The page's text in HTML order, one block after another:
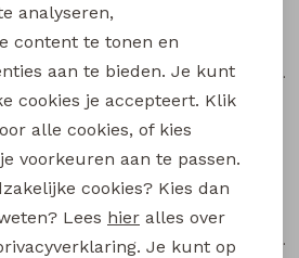
Fenda baby W20261 baby meisjes denim jack Zand
Bakkaboe
Sarra baby W20228 baby meisjes lange broek Bruin donker
12,99
Sarra baby W20228 baby meisjes lange broek Wijnrood
Bakkaboe
Sarra baby W20228 baby meisjes lange broek Zwart
analyseren,
content te tonen en
aan te bieden. Je kunt
cookies je accepteert. Klik
alle cookies, of kies
voorkeuren aan te passen.
cookies? Kies dan
Lees hier alles over
Je kunt op